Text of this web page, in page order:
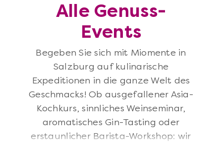
Alle Genuss-
Events
Begeben Sie sich mit Miomente in
Salzburg auf kulinarische
Expeditionen in die ganze Welt des
Geschmacks! Ob ausgefallener Asia-
Kochkurs, sinnliches Weinseminar,
aromatisches Gin-Tasting oder
erstaunlicher Barista-Workshop: wir